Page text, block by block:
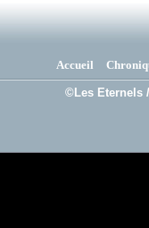
Accueil
©Les Eternels